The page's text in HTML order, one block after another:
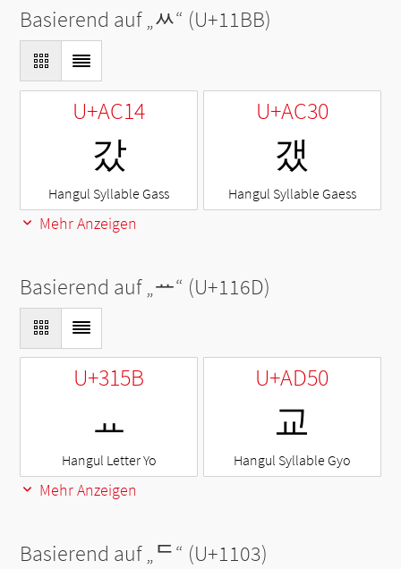
Basierend auf „ᆻ“ (U+11BB)
U+AC14
갔
Hangul Syllable Gass
U+AC30
갰
Hangul Syllable Gaess
Mehr Anzeigen
Basierend auf „ᅭ“ (U+116D)
U+315B
ㅛ
Hangul Letter Yo
U+AD50
교
Hangul Syllable Gyo
Mehr Anzeigen
Basierend auf „ᄃ“ (U+1103)